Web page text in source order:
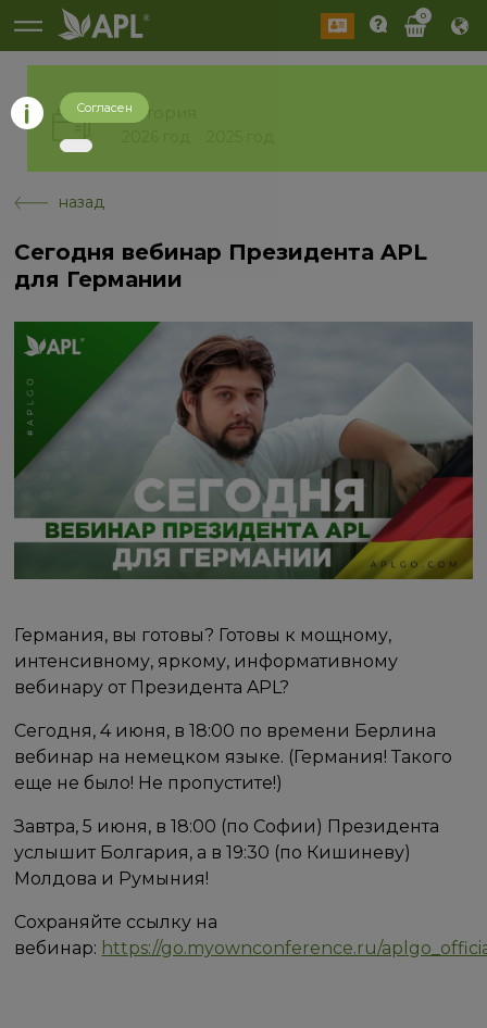
0
История
назад
Сегодня вебинар Президента APL
для Германии
Германия, вы готовы? Готовы к мощному,
интенсивному, яркому, информативному
вебинару от Президента APL?
Сегодня, 4 июня, в 18:00 по времени Берлина
вебинар на немецком языке. (Германия! Такого
еще не было! Не пропустите!)
Завтра, 5 июня, в 18:00 (по Софии) Президента
услышит Болгария, а в 19:30 (по Кишиневу)
Молдова и Румыния!
Сохраняйте ссылку на
вебинар: https://go.myownconference.ru/
Согласен